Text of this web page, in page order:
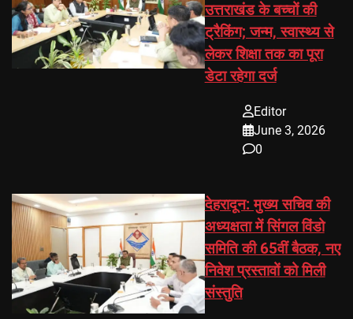
उत्तराखंड के बच्चों की
ट्रैकिंग; जन्म, स्वास्थ्य से
लेकर शिक्षा तक का पूरा
डेटा रहेगा दर्ज
Editor
June 3, 2026
0
देहरादून: मुख्य सचिव की
अध्यक्षता में सिंगल विंडो
समिति की 65वीं बैठक, नए
निवेश प्रस्तावों को मिली
संस्तुति